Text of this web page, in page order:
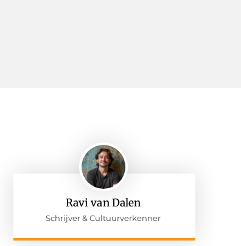
Ravi van Dalen
Schrijver & Cultuurverkenner